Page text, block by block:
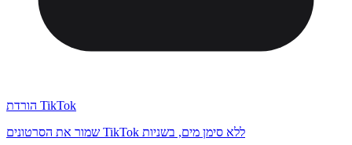
הורדת TikTok
שמור את הסרטונים TikTok ללא סימן מים, בשניות